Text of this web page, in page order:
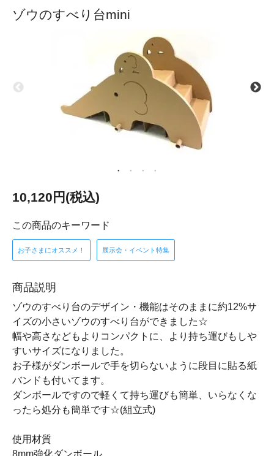
ゾウのすべり台mini
10,120円(税込)
この商品のキーワード
お子さまにオススメ！ 展示会・イベント特集
商品説明
ゾウのすべり台のデザイン・機能はそのままに約12%サ
イズの小さいゾウのすべり台ができました☆
幅や高さなどもよりコンパクトに、より持ち運びもしや
すいサイズになりました。
お子様がダンボールで手を切らないように段目に貼る紙
バンドも付いてます。
ダンボールですので軽くて持ち運びも簡単、いらなくな
ったら処分も簡単です☆(組立式)
使用材質
8mm強化ダンボール